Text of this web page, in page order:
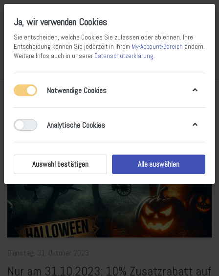
Dienstag, 31. Oktober 2023
Nur am 31.10.2023: 10% Zusatzrabatt auf
Ja, wir verwenden Cookies
Sie entscheiden, welche Cookies Sie zulassen oder ablehnen. Ihre
Entscheidung können Sie jederzeit in Ihrem My-Account-Bereich ändern.
Weitere Infos auch in unserer Datenschutzerklärung.
Notwendige Cookies
Analytische Cookies
Auswahl bestätigen Alle auswählen